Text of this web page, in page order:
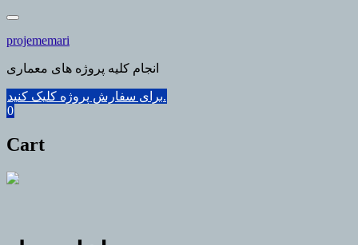
Skip
content
projememari
انجام کلیه پروژه های معماری
برای سفارش پروژه کلیک کنید.
0
Cart